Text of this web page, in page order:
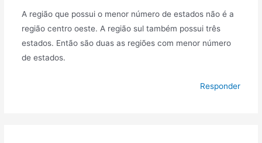
A região que possui o menor número de estados não é a
região centro oeste. A região sul também possui três
estados. Então são duas as regiões com menor número
de estados.
Responder